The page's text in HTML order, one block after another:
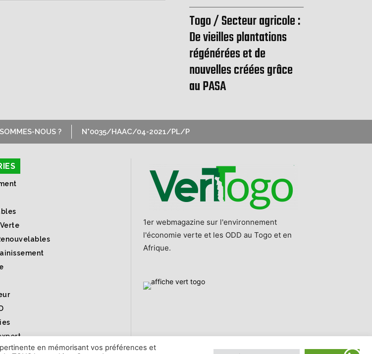
Togo / Secteur agricole :
De vieilles plantations
régénérées et de
nouvelles créées grâce
au PASA
NOUS ? N°0035/HAAC/04-2021/PL/P
1er webmagazine sur l'environnement
l'économie verte et les ODD au Togo et en
Afrique.
en mémorisant vos préférences et